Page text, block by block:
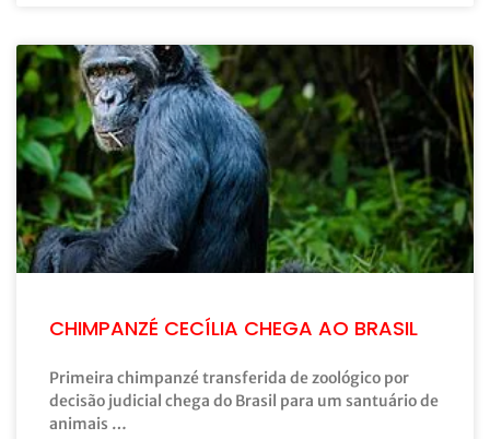
CHIMPANZÉ CECÍLIA CHEGA AO BRASIL
Primeira chimpanzé transferida de zoológico por
decisão judicial chega do Brasil para um santuário de
animais …